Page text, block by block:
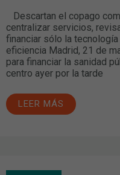
Descartan el copago
centralizar servicios,
financiar sólo la
eficiencia Madrid, 21 de
para financiar la sanidad
centro ayer por la tarde
LEER MÁS